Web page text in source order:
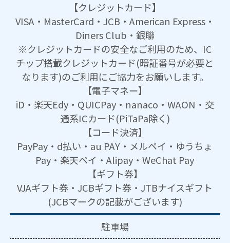
【クレジットカード】
VISA・MasterCard・JCB・American Express・
Diners Club・銀聯
※クレジットカードの安全なご利用のため、IC
チップ搭載クレジットカード(暗証番号が必要と
なります)のご利用にご協力をお願いします。
【電子マネー】
iD・楽天Edy・QUICPay・nanaco・WAON・交
通系ICカード(PiTaPa除く)
【コード決済】
PayPay・d払い・au PAY・メルペイ・ゆうちょ
Pay・楽天ペイ・Alipay・WeChat Pay
【ギフト券】
VJAギフト券・JCBギフト券・JTBナイスギフト
(JCBマークの記載がございます)
駐車場